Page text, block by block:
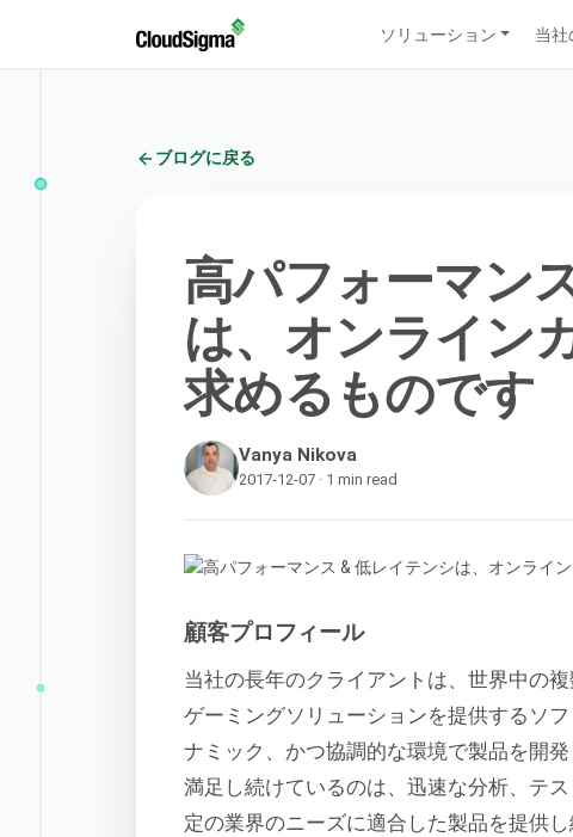
ソリューション 当社
ブログに戻る
高パフォーマン
は、オンライン
求めるものです
Vanya Nikova
2017-12-07 · 1 min read
顧客プロフィール
当社の長年のクライアントは、世界中の
ゲーミングソリューションを提供するソ
ナミック、かつ協調的な環境で製品を開
満足し続けているのは、迅速な分析、テ
定の業界のニーズに適合した製品を提供し